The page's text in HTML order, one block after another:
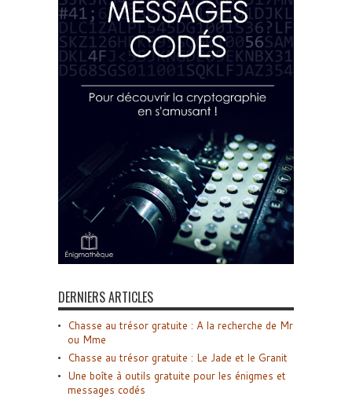
DERNIERS ARTICLES
Chasse au trésor gratuite : A la recherche de Mr
ou Mme
Chasse au trésor gratuite : Le Jade et le Granit
Une boîte à outils gratuite pour les énigmes et
messages codés